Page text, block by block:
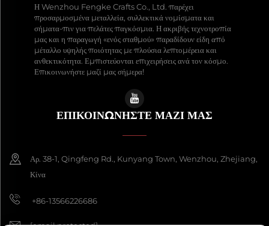
Η Wenzhou Fengke Crafts Co., Ltd. παρέχει
προσαρμοσμένα μεταλλεία, συλλεκτικά νομίσματα και
σήματα-πιν για πελάτες παγκόσμια. Η ακριβής τεχνοτροπία
μας και η παραγωγή «ενός σταθμού» παραδίδουν είδη από
μέταλλο υψηλής ποιότητας με πλούσια λεπτομέρεια και
ανθεκτικότητα. Εμπιστεύονται επιχειρήσεις ανά τον κόσμο.
Επικοινωνήστε μαζί μας σήμερα!
ΕΠΙΚΟΙΝΩΝΉΣΤΕ ΜΑΖΊ ΜΑΣ
Αρ. 38-1, Qingfeng Rd., Kunyang Town, Wenzhou, Zhejiang,
Κίνα
+86-13566226686